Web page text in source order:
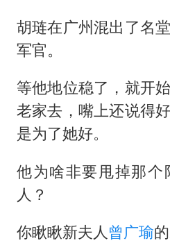
胡琏在广州混出了名
军官。
等他地位稳了，就开
老家去，嘴上还说得
是为了她好。
他为啥非要甩掉那个
人？
你瞅瞅新夫人曾广瑜